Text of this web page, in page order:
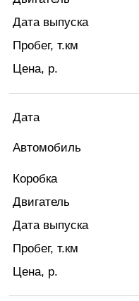
Дата выпуска
Пробег, т.км
Цена, р.
Дата
Автомобиль
Коробка
Двигатель
Дата выпуска
Пробег, т.км
Цена, р.